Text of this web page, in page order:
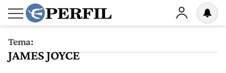
Tema:
JAMES JOYCE